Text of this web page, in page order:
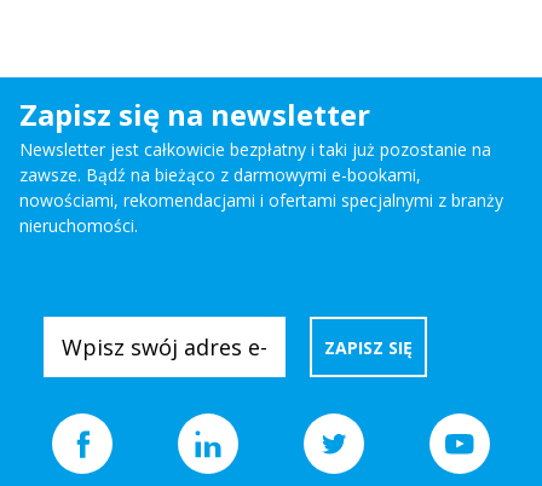
Zapisz się na newsletter
Newsletter jest całkowicie bezpłatny i taki już pozostanie na
zawsze. Bądź na bieżąco z darmowymi e-bookami,
nowościami, rekomendacjami i ofertami specjalnymi z branży
nieruchomości.